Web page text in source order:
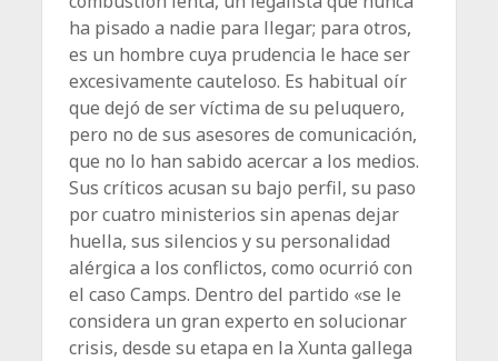
ha pisado a nadie para llegar; para otros,
es un hombre cuya prudencia le hace ser
excesivamente cauteloso. Es habitual oír
que dejó de ser víctima de su peluquero,
pero no de sus asesores de comunicación,
que no lo han sabido acercar a los medios.
Sus críticos acusan su bajo perfil, su paso
por cuatro ministerios sin apenas dejar
huella, sus silencios y su personalidad
alérgica a los conflictos, como ocurrió con
el caso Camps. Dentro del partido «se le
considera un gran experto en solucionar
crisis, desde su etapa en la Xunta gallega